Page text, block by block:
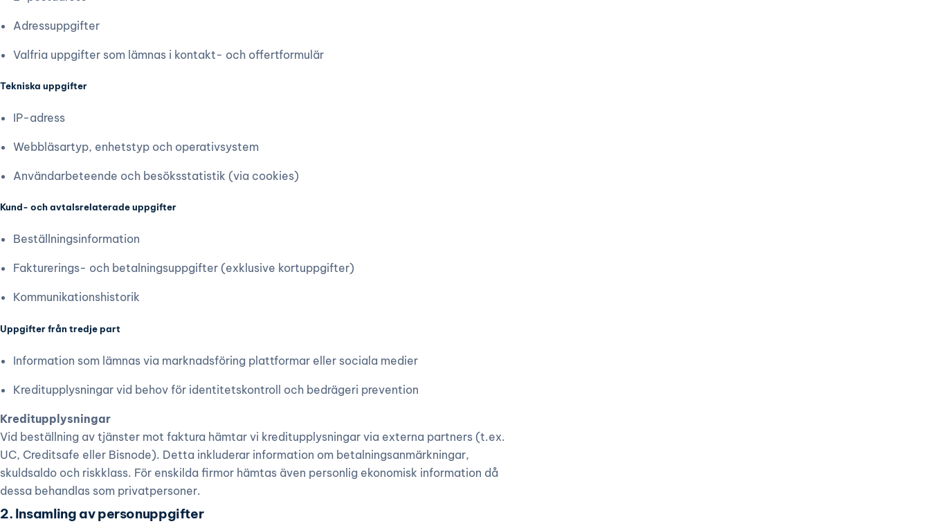
Adressuppgifter
Valfria uppgifter som lämnas i kontakt- och offertformulär
Tekniska uppgifter
IP-adress
Webbläsartyp, enhetstyp och operativsystem
Användarbeteende och besöksstatistik (via cookies)
Kund- och avtalsrelaterade uppgifter
Beställningsinformation
Fakturerings- och betalningsuppgifter (exklusive kortuppgifter)
Kommunikationshistorik
Uppgifter från tredje part
Information som lämnas via marknadsföring plattformar eller sociala medier
Kreditupplysningar vid behov för identitetskontroll och bedrägeri prevention
Kreditupplysningar
Vid beställning av tjänster mot faktura hämtar vi kreditupplysningar via externa partners (t.ex.
UC, Creditsafe eller Bisnode). Detta inkluderar information om betalningsanmärkningar,
skuldsaldo och riskklass. För enskilda firmor hämtas även personlig ekonomisk information då
dessa behandlas som privatpersoner.
2. Insamling av personuppgifter